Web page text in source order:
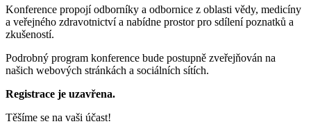
Konference propojí odborníky a odbornice z oblasti vědy, medicíny
a veřejného zdravotnictví a nabídne prostor pro sdílení poznatků a
zkušeností.
Podrobný program konference bude postupně zveřejňován na
našich webových stránkách a sociálních sítích.
Registrace je uzavřena.
Těšíme se na vaši účast!